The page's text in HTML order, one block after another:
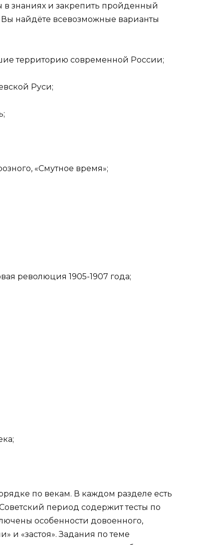
в знаниях и закрепить пройденный
найдёте всевозможные варианты
территорию современной России;
Руси;
«Смутное время»;
революция 1905-1907 года;
по векам. В каждом разделе есть
период содержит тесты по
особенности довоенного,
и «застоя». Задания по теме